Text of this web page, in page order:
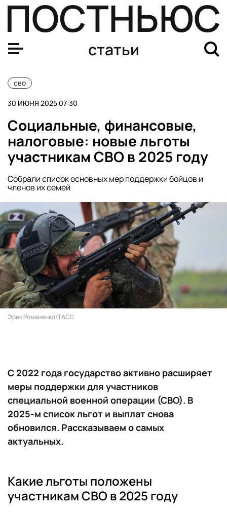
статьи
сво
30 ИЮНЯ 2025 07:30
Социальные, финансовые,
налоговые: новые льготы
участникам СВО в 2025 году
Собрали список основных мер поддержки бойцов и
членов их семей
Эрик Романенко/ТАСС
С 2022 года государство активно расширяет
меры поддержки для участников
специальной военной операции (СВО). В
2025-м список льгот и выплат снова
обновился. Рассказываем о самых
актуальных.
Какие льготы положены
участникам СВО в 2025 году
Что известно об атаках ВСУ на регионы России 1